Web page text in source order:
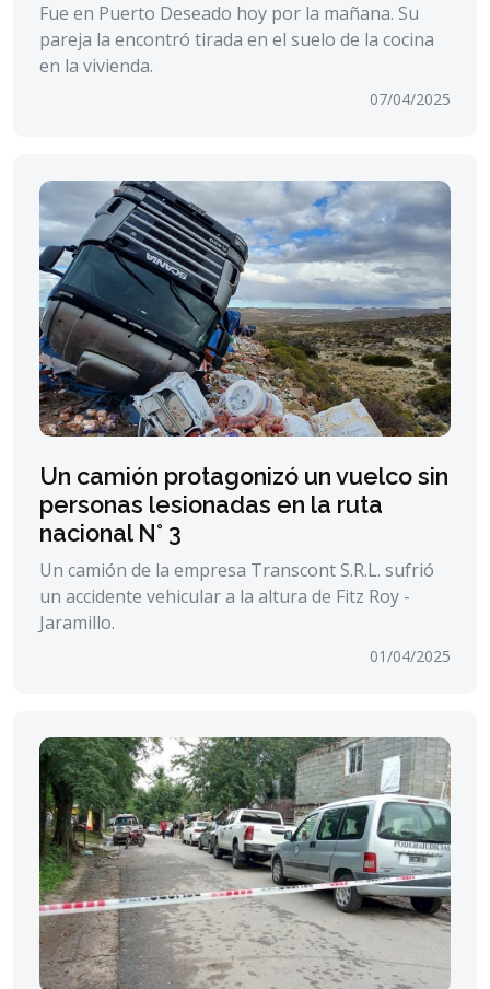
Fue en Puerto Deseado hoy por la mañana. Su
pareja la encontró tirada en el suelo de la cocina
en la vivienda.
07/04/2025
Un camión protagonizó un vuelco sin
personas lesionadas en la ruta
nacional N° 3
Un camión de la empresa Transcont S.R.L. sufrió
un accidente vehicular a la altura de Fitz Roy -
Jaramillo.
01/04/2025